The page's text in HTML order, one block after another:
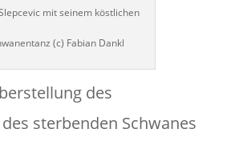
mit seinem köstlichen
(c) Fabian Dankl
des
sterbenden Schwanes